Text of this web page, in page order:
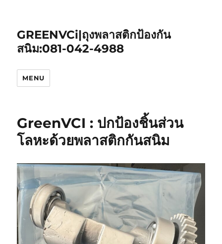
GREENVCi|ถุงพลาสติกป้องกัน
สนิม:081-042-4988
MENU
GreenVCI : ปกป้องชิ้นส่วน
โลหะด้วยพลาสติกกันสนิม